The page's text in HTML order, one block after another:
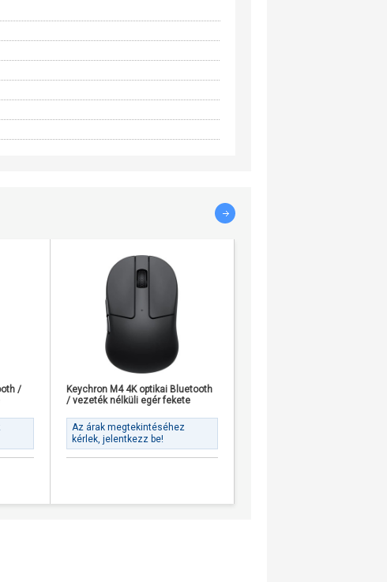
/
Keychron M4 4K optikai Bluetooth
/ vezeték nélküli egér fekete
Az árak megtekintéséhez
kérlek, jelentkezz be!